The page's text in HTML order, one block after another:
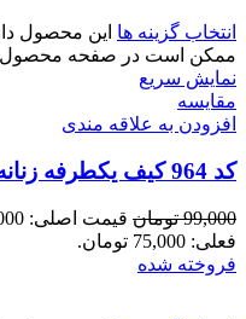
انتخاب گزینه ها این محصول
ممکن است در صفحه محصول
نمایش سریع
مقايسه
افزودن به علاقه مندی
کد 964 کیف یکطرفه زنانه جلو دوخت
99,000 تومان قیمت اصلی: 99,000 تومان بود.
فعلی: 75,000 تومان.
فروخته شده